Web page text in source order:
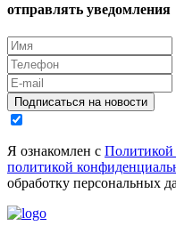
отправлять уведомления
Подписаться на новости
Я ознакомлен с Политикой
политикой
обработку персональных